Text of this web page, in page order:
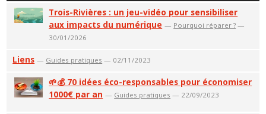
Trois-Rivières : un jeu-vidéo pour sensibiliser
aux impacts du numérique — Pourquoi réparer ? —
30/01/2026
Liens — Guides pratiques — 02/11/2023
🌱💰 70 idées éco-responsables pour économiser
1000€ par an — Guides pratiques — 22/09/2023